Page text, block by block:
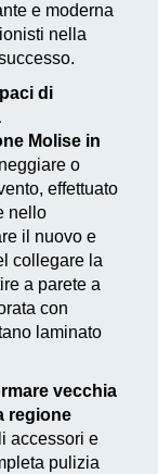
e moderna
nella
di
Molise in
o
effettuato
nello
il nuovo e
collegare la
a parete a
con
laminato
vecchia
regione
accessori e
pulizia